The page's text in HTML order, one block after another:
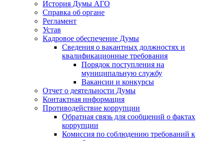
История Думы АГО
Справка об органе
Регламент
Устав
Кадровое обеспечение Думы
Сведения о вакантных должностях и
квалификационные требования
Порядок поступления на
муниципальную службу
Вакансии и конкурсы
Отчет о деятельности Думы
Контактная информация
Противодействие коррупции
Обратная связь для сообщений о фактах
коррупции
Комиссия по соблюдению требований к